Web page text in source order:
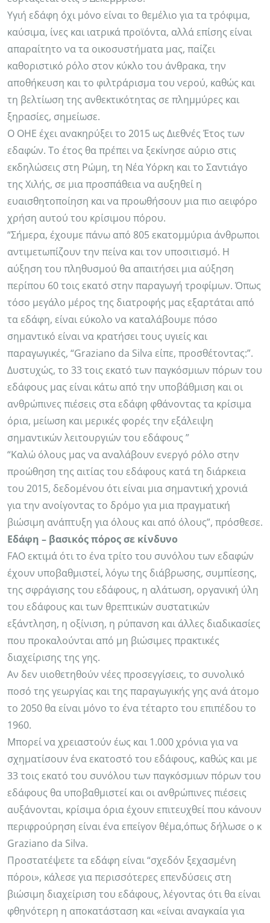
Υγιή εδάφη όχι μόνο είναι το θεμέλιο για τα τρόφιμα,
καύσιμα, ίνες και ιατρικά προϊόντα, αλλά επίσης είναι
απαραίτητο να τα οικοσυστήματα μας, παίζει
καθοριστικό ρόλο στον κύκλο του άνθρακα, την
αποθήκευση και το φιλτράρισμα του νερού, καθώς και
τη βελτίωση της ανθεκτικότητας σε πλημμύρες και
ξηρασίες, σημείωσε.
Ο ΟΗΕ έχει ανακηρύξει το 2015 ως Διεθνές Έτος των
εδαφών. Το έτος θα πρέπει να ξεκίνησε αύριο στις
εκδηλώσεις στη Ρώμη, τη Νέα Υόρκη και το Σαντιάγο
της Χιλής, σε μια προσπάθεια να αυξηθεί η
ευαισθητοποίηση και να προωθήσουν μια πιο αειφόρο
χρήση αυτού του κρίσιμου πόρου.
“Σήμερα, έχουμε πάνω από 805 εκατομμύρια άνθρωποι
αντιμετωπίζουν την πείνα και τον υποσιτισμό. Η
αύξηση του πληθυσμού θα απαιτήσει μια αύξηση
περίπου 60 τοις εκατό στην παραγωγή τροφίμων. Όπως
τόσο μεγάλο μέρος της διατροφής μας εξαρτάται από
τα εδάφη, είναι εύκολο να καταλάβουμε πόσο
σημαντικό είναι να κρατήσει τους υγιείς και
παραγωγικές, “Graziano da Silva είπε, προσθέτοντας:”.
Δυστυχώς, το 33 τοις εκατό των παγκόσμιων πόρων του
εδάφους μας είναι κάτω από την υποβάθμιση και οι
ανθρώπινες πιέσεις στα εδάφη φθάνοντας τα κρίσιμα
όρια, μείωση και μερικές φορές την εξάλειψη
σημαντικών λειτουργιών του εδάφους ”
“Καλώ όλους μας να αναλάβουν ενεργό ρόλο στην
προώθηση της αιτίας του εδάφους κατά τη διάρκεια
του 2015, δεδομένου ότι είναι μια σημαντική χρονιά
για την ανοίγοντας το δρόμο για μια πραγματική
βιώσιμη ανάπτυξη για όλους και από όλους”, πρόσθεσε.
Εδάφη – βασικός πόρος σε κίνδυνο
FAO εκτιμά ότι το ένα τρίτο του συνόλου των εδαφών
έχουν υποβαθμιστεί, λόγω της διάβρωσης, συμπίεσης,
της σφράγισης του εδάφους, η αλάτωση, οργανική ύλη
του εδάφους και των θρεπτικών συστατικών
εξάντληση, η οξίνιση, η ρύπανση και άλλες διαδικασίες
που προκαλούνται από μη βιώσιμες πρακτικές
διαχείρισης της γης.
Αν δεν υιοθετηθούν νέες προσεγγίσεις, το συνολικό
ποσό της γεωργίας και της παραγωγικής γης ανά άτομο
το 2050 θα είναι μόνο το ένα τέταρτο του επιπέδου το
1960.
Μπορεί να χρειαστούν έως και 1.000 χρόνια για να
σχηματίσουν ένα εκατοστό του εδάφους, καθώς και με
33 τοις εκατό του συνόλου των παγκόσμιων πόρων του
εδάφους θα υποβαθμιστεί και οι ανθρώπινες πιέσεις
αυξάνονται, κρίσιμα όρια έχουν επιτευχθεί που κάνουν
περιφρούρηση είναι ένα επείγον θέμα,όπως δήλωσε ο κ
Graziano da Silva.
Προστατέψετε τα εδάφη είναι “σχεδόν ξεχασμένη
πόροι», κάλεσε για περισσότερες επενδύσεις στη
βιώσιμη διαχείριση του εδάφους, λέγοντας ότι θα είναι
φθηνότερη η αποκατάσταση και «είναι αναγκαία για